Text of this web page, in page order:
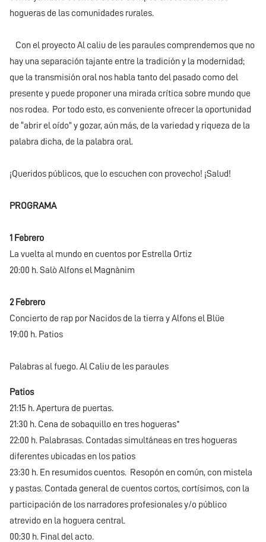
hogueras de las comunidades rurales.
Con el proyecto Al caliu de les paraules comprendemos que no
hay una separación tajante entre la tradición y la modernidad;
que la transmisión oral nos habla tanto del pasado como del
presente y puede proponer una mirada crítica sobre mundo que
nos rodea. Por todo esto, es conveniente ofrecer la oportunidad
de “abrir el oído” y gozar, aún más, de la variedad y riqueza de la
palabra dicha, de la palabra oral.
¡Queridos públicos, que lo escuchen con provecho! ¡Salud!
PROGRAMA
1 Febrero
La vuelta al mundo en cuentos por Estrella Ortiz
20:00 h. Salò Alfons el Magnànim
2 Febrero
Concierto de rap por Nacidos de la tierra y Alfons el Blüe
19:00 h. Patios
Palabras al fuego. Al Caliu de les paraules
Patios
21:15 h. Apertura de puertas.
21:30 h. Cena de sobaquillo en tres hogueras*
22:00 h. Palabrasas. Contadas simultáneas en tres hogueras
diferentes ubicadas en los patios
23:30 h. En resumidos cuentos. Resopón en común, con mistela
y pastas. Contada general de cuentos cortos, cortísimos, con la
participación de los narradores profesionales y/o público
atrevido en la hoguera central.
00:30 h. Final del acto.